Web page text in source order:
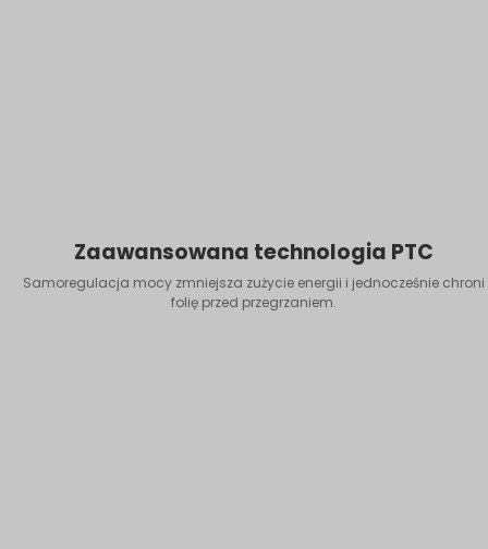
Zaawansowana technologia PTC
Samoregulacja mocy zmniejsza zużycie energii i jednocześnie chroni
folię przed przegrzaniem.